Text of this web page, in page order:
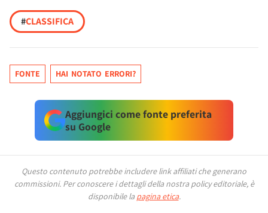
#CLASSIFICA
FONTE HAI NOTATO ERRORI?
Aggiungici come fonte preferita
su Google
Questo contenuto potrebbe includere link affiliati che generano
commissioni. Per conoscere i dettagli della nostra policy editoriale, è
disponibile la pagina etica.